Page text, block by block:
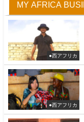
MY AFRICA
●西アフリカ
●西アフリカ